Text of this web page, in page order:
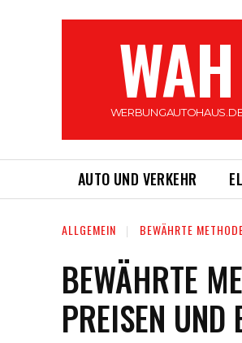
WAH
AUTO UND VERKEHR
ALLGEMEIN BEWÄHRTE
BEWÄHRTE
PREISEN